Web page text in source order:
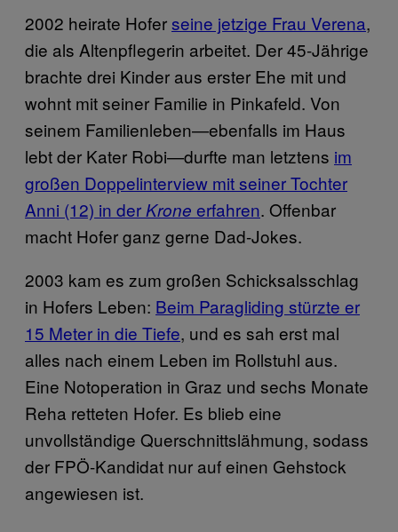
2002 heirate Hoferseine jetzige Frau Verena,
die als Altenpflegerin arbeitet. Der 45-Jährige
brachte drei Kinder aus erster Ehe mit und
wohnt mit seiner Familie in Pinkafeld. Von
seinem Familienleben—ebenfalls im Haus
lebt der Kater Robi—durfte man letztens im
großen Doppelinterview mit seiner Tochter
Anni (12) in der Krone erfahren. Offenbar
macht Hofer ganz gerne Dad-Jokes.
2003 kam es zum großen Schicksalsschlag
in Hofers Leben: Beim Paragliding stürzte er
15 Meter in die Tiefe, und es sah erst mal
alles nach einem Leben im Rollstuhl aus.
Eine Notoperation in Graz und sechs Monate
Reha retteten Hofer. Es blieb eine
unvollständige Querschnittslähmung, sodass
der FPÖ-Kandidat nur auf einen Gehstock
angewiesen ist.